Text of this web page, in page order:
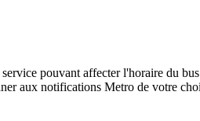
pouvant affecter l'horaire du
aux notifications Metro de votre